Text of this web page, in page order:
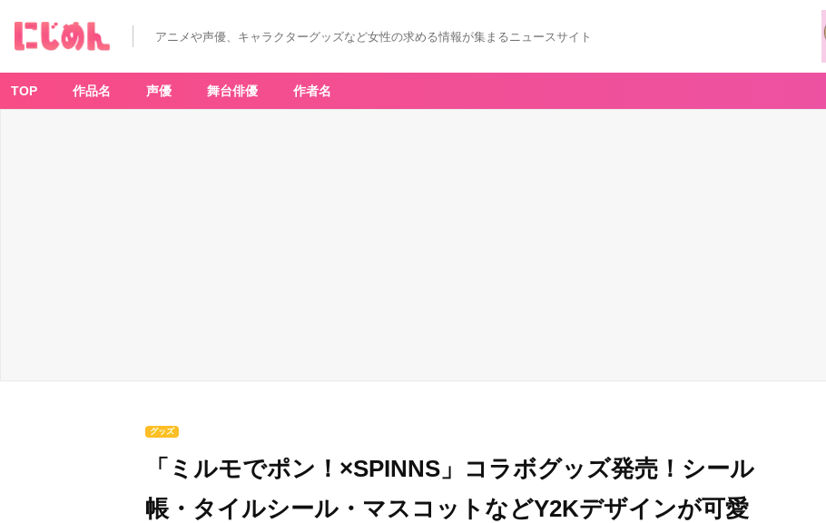
アニメや声優、キャラクターグッズなど女性の求める情報が集まるニュースサイト
TOP 作品名 声優 舞台俳優 作者名
グッズ
「ミルモでポン！×SPINNS」コラボグッズ発売！シール
帳・タイルシール・マスコットなどY2Kデザインが可愛